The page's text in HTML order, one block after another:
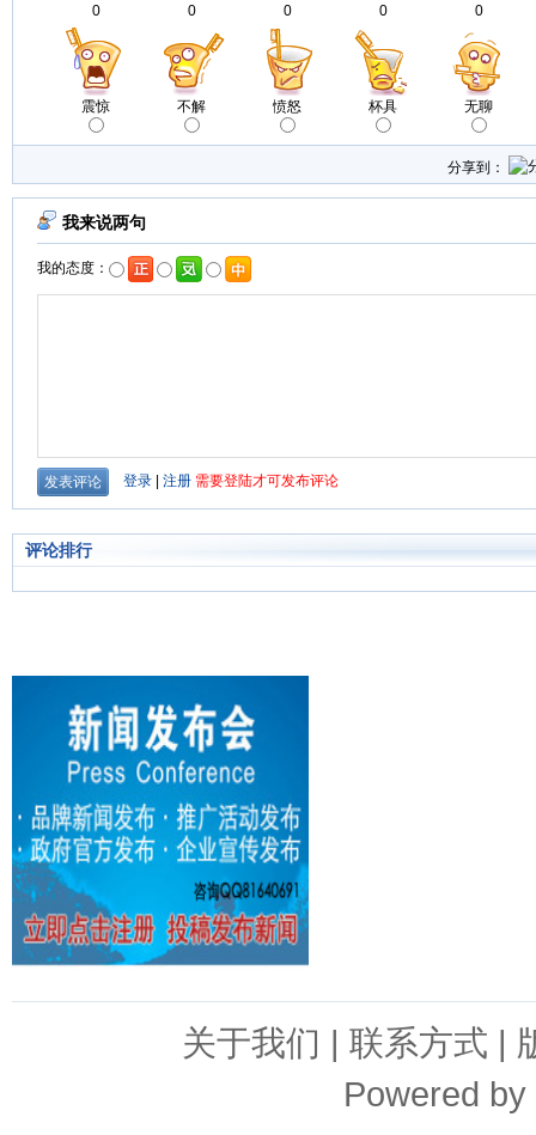
0
震惊
0
不解
0
愤怒
0
杯具
0
无聊
分享到：
评论排行
关于我们 | 联系方式 |
Powered by